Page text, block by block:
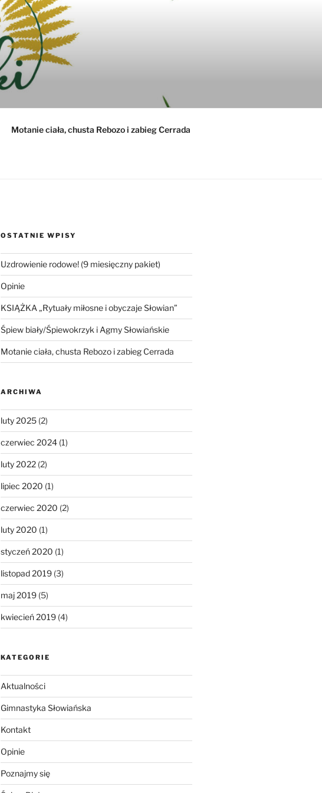
Motanie ciała, chusta Rebozo i zabieg Cerrada
OSTATNIE WPISY
Uzdrowienie rodowe! (9 miesięczny pakiet)
Opinie
KSIĄŻKA „Rytuały miłosne i obyczaje Słowian”
Śpiew biały/Śpiewokrzyk i Agmy Słowiańskie
Motanie ciała, chusta Rebozo i zabieg Cerrada
ARCHIWA
luty 2025(2)
czerwiec 2024(1)
luty 2022(2)
lipiec 2020 (1)
czerwiec 2020 (2)
luty 2020 (1)
styczeń 2020 (1)
listopad 2019(3)
maj 2019(5)
kwiecień 2019(4)
KATEGORIE
Aktualności
Gimnastyka Słowiańska
Kontakt
Opinie
Poznajmy się